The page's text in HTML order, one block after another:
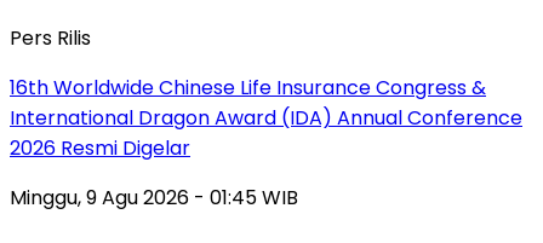
Pers Rilis
16th Worldwide Chinese Life Insurance Congress &
International Dragon Award (IDA) Annual Conference
2026 Resmi Digelar
Minggu, 9 Agu 2026 - 01:45 WIB